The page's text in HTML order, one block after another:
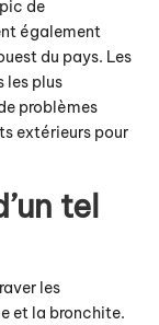
de
également
du pays. Les
les plus
problèmes
extérieurs pour
tel
les
et la bronchite.